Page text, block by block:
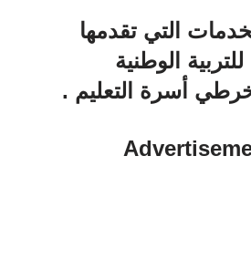
التي تقدمها
الوطنية
أسرة التعليم .